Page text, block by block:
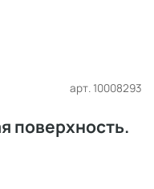
арт. 10008293
поверхность.